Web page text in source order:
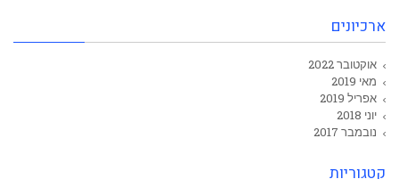
ארכיונים
אוקטובר 2022
מאי 2019
אפריל 2019
יוני 2018
נובמבר 2017
קטגוריות